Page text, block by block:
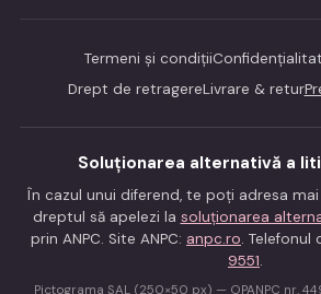
Termeni și condiții
Drept de retragereLivrare & retur
Soluționarea alternativă a
În cazul unui diferend, te poți adresa
dreptul să apelezi la soluționarea
prin ANPC. Site ANPC: anpc.ro. Telefonul
9551.
Pictograma SAL (250×50 px) — OPANPC nr.